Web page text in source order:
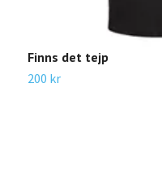
Finns det tejp
200 kr